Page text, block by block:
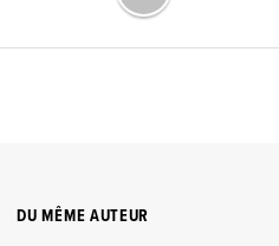
DU MÊME AUTEUR